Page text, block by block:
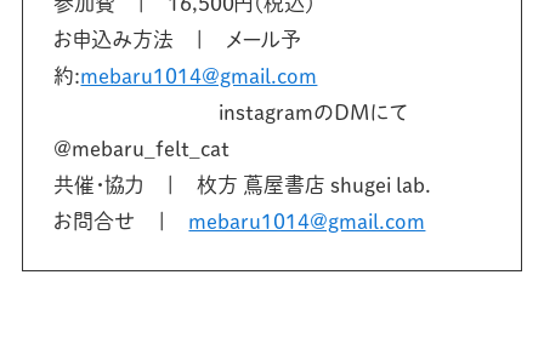
お申込み方法 | メール予
約:mebaru1014@gmail.com
instagramのDMにて
@mebaru_felt_cat
共催・協力 | 枚方 蔦屋書店 shugei lab.
お問合せ | mebaru1014@gmail.com